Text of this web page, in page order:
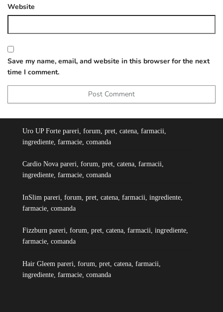
Website
Save my name, email, and website in this browser for the next
time I comment.
Uro UP Forte pareri, forum, pret, catena, farmacii,
ingrediente, farmacie, comanda
Cardio Nova pareri, forum, pret, catena, farmacii,
ingrediente, farmacie, comanda
InSlim pareri, forum, pret, catena, farmacii, ingrediente,
farmacie, comanda
Fizzburn pareri, forum, pret, catena, farmacii, ingrediente,
farmacie, comanda
Hair Gleem pareri, forum, pret, catena, farmacii,
ingrediente, farmacie, comanda